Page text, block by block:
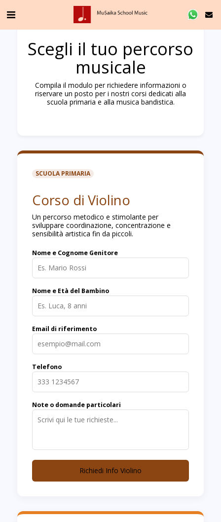
Scegli il tuo percorso
musicale
Compila il modulo per richiedere informazioni o
riservare un posto per i nostri corsi dedicati alla
scuola primaria e alla musica bandistica.
SCUOLA PRIMARIA
Corso di Violino
Un percorso metodico e stimolante per
sviluppare coordinazione, concentrazione e
sensibilità artistica fin da piccoli.
Nome e Cognome Genitore
Nome e Età del Bambino
Email di riferimento
Telefono
Note o domande particolari
Richiedi Info Violino